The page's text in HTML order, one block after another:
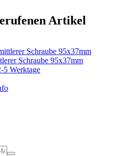
Artikel
Schraube 95x37mm
5 Werktage